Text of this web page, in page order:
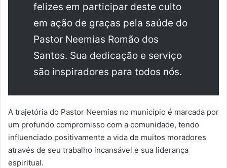
felizes em participar deste culto
em ação de graças pela saúde do
Pastor Neemias Romão dos
Santos. Sua dedicação e serviço
são inspiradores para todos nós.
A trajetória do Pastor Neemias no município é marcada por
um profundo compromisso com a comunidade, tendo
influenciado positivamente a vida de muitos moradores
através de seu trabalho incansável e sua liderança
espiritual.